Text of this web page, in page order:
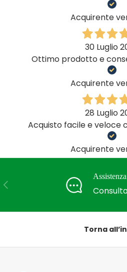
Acquirente
30 Luglio
Ottimo prodotto e
Acquirente
28 Luglio
Acquisto facile e veloce
Acquirente
Indietro
Torna